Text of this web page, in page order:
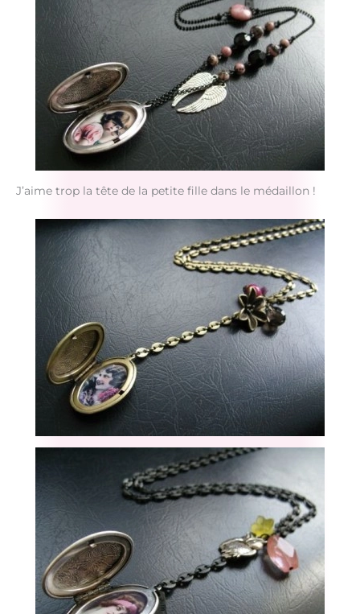
J’aime trop la tête de la petite fille dans le médaillon !